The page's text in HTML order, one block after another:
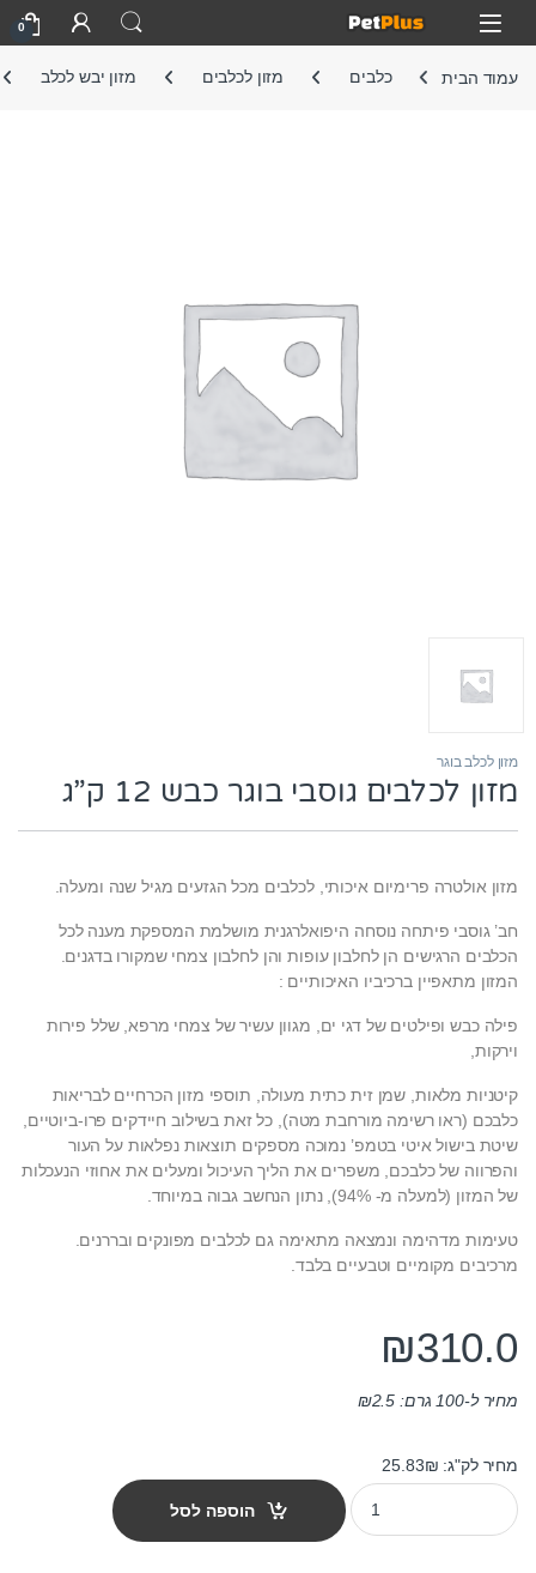
Skip to navigation
Skip to content
Open
0
עמוד הבית כלבים מזון לכלבים מזון יבש לכלב
מזון לכלב בוגר
מזון לכלבים גוסבי בוגר כבש 12 ק”ג
מזון אולטרה פרימיום איכותי, לכלבים מכל הגזעים מגיל שנה ומעלה.
חב’ גוסבי פיתחה נוסחה היפואלרגנית מושלמת המספקת מענה לכל
הכלבים הרגישים הן לחלבון עופות והן לחלבון צמחי שמקורו בדגנים.
המזון מתאפיין ברכיביו האיכותיים :
פילה כבש ופילטים של דגי ים, מגוון עשיר של צמחי מרפא, שלל פירות
וירקות,
קיטניות מלאות, שמן זית כתית מעולה, תוספי מזון הכרחיים לבריאות
כלבכם (ראו רשימה מורחבת מטה), כל זאת בשילוב חיידקים פרו-ביוטיים,
שיטת בישול איטי בטמפ’ נמוכה מספקים תוצאות נפלאות על העור
והפרווה של כלבכם, משפרים את הליך העיכול ומעלים את אחוזי הנעכלות
של המזון (למעלה מ- 94%), נתון הנחשב גבוה במיוחד.
טעימות מדהימה ונמצאה מתאימה גם לכלבים מפונקים ובררנים.
מרכיבים מקומיים וטבעיים בלבד.
₪310.0
מחיר ל-100 גרם: ₪2.5
מחיר לק"ג: 25.83₪
מזון לכלבים גוסבי בוגר כבש 12 ק"ג quantity
הוספה לסל